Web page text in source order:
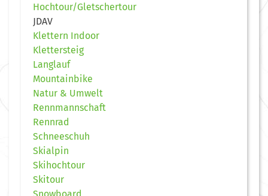
Hochtour/Gletschertour
JDAV
Klettern Indoor
Klettersteig
Langlauf
Mountainbike
Natur & Umwelt
Rennmannschaft
Rennrad
Schneeschuh
Skialpin
Skihochtour
Skitour
Snowboard